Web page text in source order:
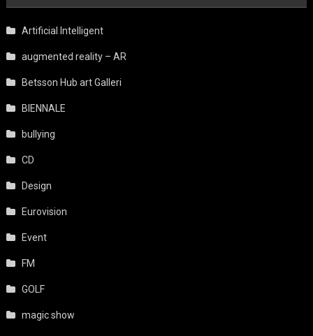
Artificial Intelligent
augmented reality – AR
Betsson Hub art Galleri
BIENNALE
bullying
CD
Design
Eurovision
Event
FM
GOLF
magic show